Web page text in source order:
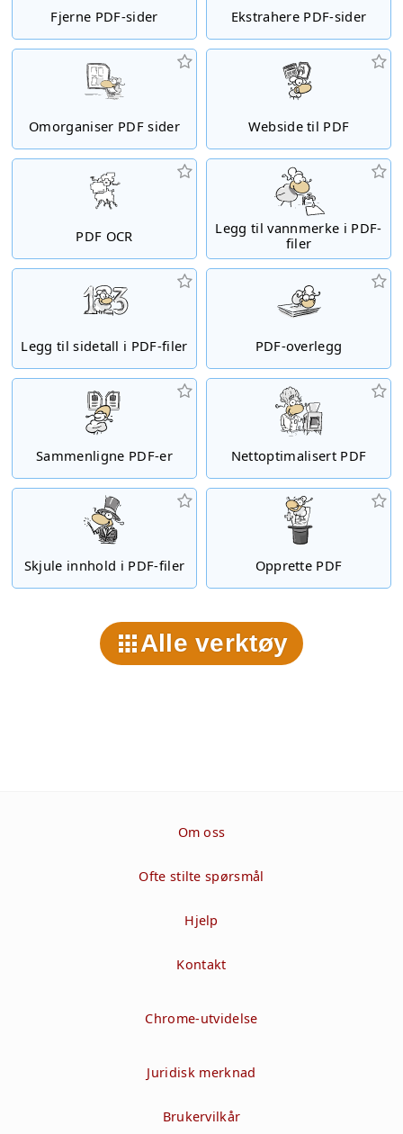
Fjerne PDF-sider Ekstrahere PDF-sider
Omorganiser PDF sider Webside til PDF
PDF OCR
Legg til vannmerke i PDF-
filer
Legg til sidetall i PDF-filer PDF-overlegg
Sammenligne PDF-er Nettoptimalisert PDF
Skjule innhold i PDF-filer Opprette PDF
Alle verktøy
Om oss
Ofte stilte spørsmål
Hjelp
Kontakt
Chrome-utvidelse
Juridisk merknad
Brukervilkår